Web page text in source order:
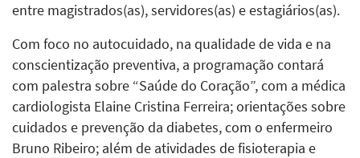
entre magistrados(as), servidores(as) e estagiários(as).
Com foco no autocuidado, na qualidade de vida e na
conscientização preventiva, a programação contará
com palestra sobre “Saúde do Coração”, com a médica
cardiologista Elaine Cristina Ferreira; orientações sobre
cuidados e prevenção da diabetes, com o enfermeiro
Bruno Ribeiro; além de atividades de fisioterapia e